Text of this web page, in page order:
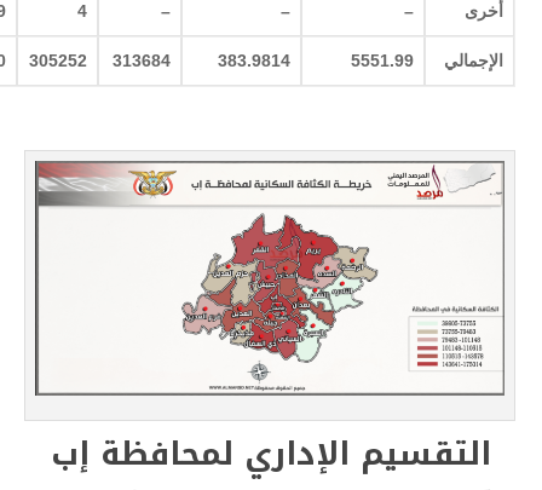
أخرى –
–
–
4
الإجمالي 5551.99
383.9814
313684
305252
التقسيم الإداري لمحافظة إب